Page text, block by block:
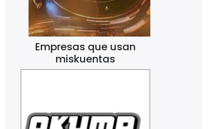
Empresas que usan
miskuentas